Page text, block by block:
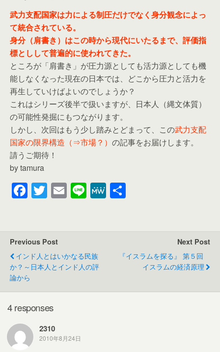
武力支配国家は力による制圧だけでなく身分観念によっ
て統合されている。
身分（肩書き）はこの時から現代にいたるまで、評価指
標としして普遍的に使われてきた。
ところが「肩書き」が圧力源としても活力源としても機
能しなくなった現在の日本では、どこから圧力と活力を
再生していけばよいのでしょうか？
これはシリーズ後半で扱いますが、日本人（縄文体質）
の可能性発掘にもつながります。
しかし、次回はもう少し踏みとどまって、この武力支配
国家の限界構造（⇒市場？） の記事をお届けします。
請うご期待！
by tamura
F
a
e
b
o
o
k
T
wi
er
E
m
Li
n
M
e
Previous Post
インド人とはいかなる民族
か？～日本人とインド人の評
論から
Next Post
『イスラムを探る』 第５回
イスラムの経済原理
4 responses
2310
2010年8月24日